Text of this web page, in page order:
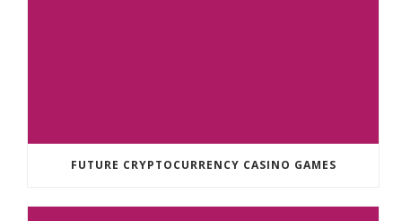
FUTURE CRYPTOCURRENCY CASINO GAMES